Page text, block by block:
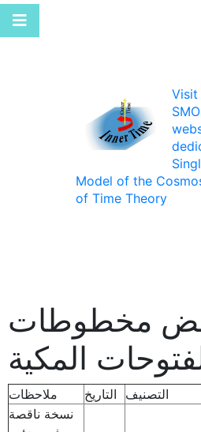
Visit
Model of the
of Time Theory
مخطوطات
المكية
التصنيف التاريخ ملاحظات
نسخة ناقصة